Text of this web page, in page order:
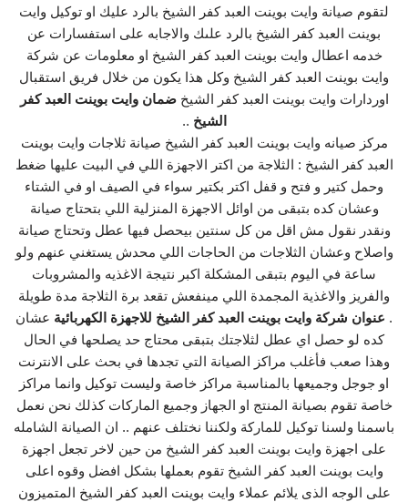
لتقوم صيانة وايت بوينت العبد كفر الشيخ بالرد عليك او توكيل وايت
بوينت العبد كفر الشيخ بالرد علىك والاجابه على استفسارات عن
خدمه اعطال وايت بوينت العبد كفر الشيخ او معلومات عن شركة
وايت بوينت العبد كفر الشيخ وكل هذا يكون من خلال فريق استقبال
اوردارات وايت بوينت العبد كفر الشيخضمان وايت بوينت العبد كفر
الشيخ ..
مركز صيانه وايت بوينت العبد كفر الشيخ صيانة ثلاجات وايت بوينت
العبد كفر الشيخ : الثلاجة من اكتر الاجهزة اللي في البيت عليها ضغط
وحمل كتير و فتح و قفل اكتر بكتير سواء في الصيف او في الشتاء
وعشان كده بتبقى من اوائل الاجهزة المنزلية اللي بتحتاج صيانة
ونقدر نقول مش اقل من كل سنتين بيحصل فيها عطل وتحتاج صيانة
واصلاح وعشان الثلاجات من الحاجات اللي محدش يستغني عنهم ولو
ساعة في اليوم بتبقى المشكلة اكبر نتيجة الاغذيه والمشروبات
والفريز والاغذية المجمدة اللي مينفعش تقعد برة الثلاجة مدة طويلة
. عنوان شركة وايت بوينت العبد كفر الشيخ للاجهزة الكهربائية عشان
كده لو حصل اي عطل لثلاجتك بتبقى محتاج حد يصلحها في الحال
وهذا صعب فأغلب مراكز الصيانة التي تجدها في بحث على الانترنت
او جوجل وجميعها بالمناسبة مراكز خاصة وليست توكيل وانما مراكز
خاصة تقوم بصيانة المنتج او الجهاز وجميع الماركات كذلك نحن نعمل
باسمنا ولسنا توكيل للماركة ولكننا نختلف عنهم .. ان الصيانة الشامله
على اجهزة وايت بوينت العبد كفر الشيخ من حين لاخر تجعل اجهزة
وايت بوينت العبد كفر الشيخ تقوم بعملها بشكل افضل وقوه اعلى
على الوجه الذى يلائم عملاء وايت بوينت العبد كفر الشيخ المتميزون